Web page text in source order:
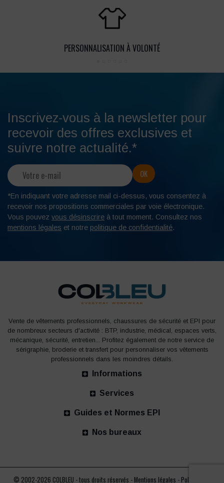
PERSONNALISATION À VOLONTÉ
Inscrivez-vous à la newsletter pour
recevoir des offres exclusives et
suivre notre actualité.*
*En indiquant votre adresse mail ci-dessus, vous consentez à
recevoir nos propositions commerciales par voie électronique.
Vous pouvez vous désinscrire à tout moment. Consultez nos
mentions légales et notre politique de confidentialité.
Vente de vêtements professionnels, chaussures de sécurité et EPI pour
de nombreux secteurs d'activité : BTP, industrie, médical, espaces verts,
mécanique, sécurité, entretien... Profitez également de notre service de
sérigraphie, broderie et transfert pour personnaliser vos vêtements
professionnels dans les moindres détails.
Informations
Services
Guides et Normes EPI
Nos bureaux
© 2002-2026 COLBLEU - tous droits réservés - Mentions légales - Politique de